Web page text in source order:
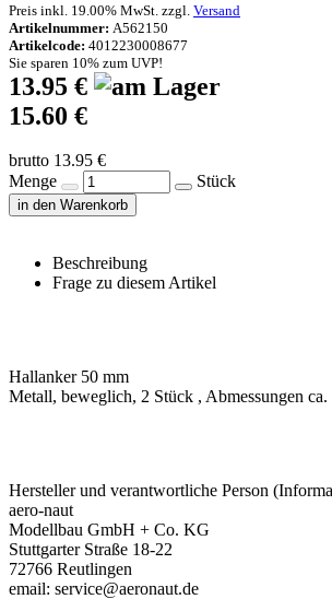
Preis inkl. 19.00% MwSt. zzgl. Versand
Artikelnummer: A562150
Artikelcode: 4012230008677
Sie sparen 10% zum UVP!
13.95 €
15.60 €
brutto 13.95 €
Menge
Stück
in den Warenkorb
Beschreibung
Frage zu diesem Artikel
Hallanker 50 mm
Metall, beweglich, 2 Stück , Abmessungen
Hersteller und verantwortliche Person
aero-naut
Modellbau GmbH + Co. KG
Stuttgarter Straße 18-22
72766 Reutlingen
email: service@aeronaut.de